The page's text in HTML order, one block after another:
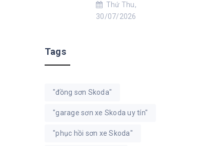
Thứ Thu,
30/07/2026
Tags
"đồng sơn Skoda"
"garage sơn xe Skoda uy tín"
"phục hồi sơn xe Skoda"